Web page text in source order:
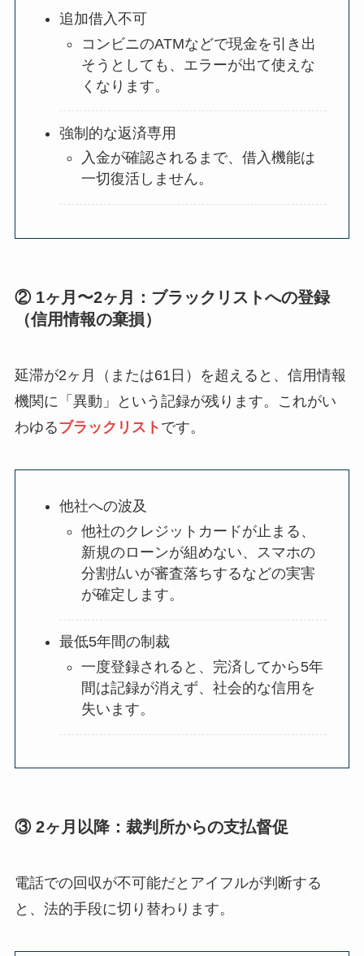
追加借入不可
コンビニのATMなどで現金を引き出
そうとしても、エラーが出て使えな
くなります。
強制的な返済専用
入金が確認されるまで、借入機能は
一切復活しません。
② 1ヶ月〜2ヶ月：ブラックリストへの登録
（信用情報の棄損）
延滞が2ヶ月（または61日）を超えると、信用情報
機関に「異動」という記録が残ります。これがい
わゆるブラックリスト です。
他社への波及
他社のクレジットカードが止まる、
新規のローンが組めない、スマホの
分割払いが審査落ちするなどの実害
が確定します。
最低5年間の制裁
一度登録されると、完済してから5年
間は記録が消えず、社会的な信用を
失います。
③ 2ヶ月以降：裁判所からの支払督促
電話での回収が不可能だとアイフルが判断する
と、法的手段に切り替わります。